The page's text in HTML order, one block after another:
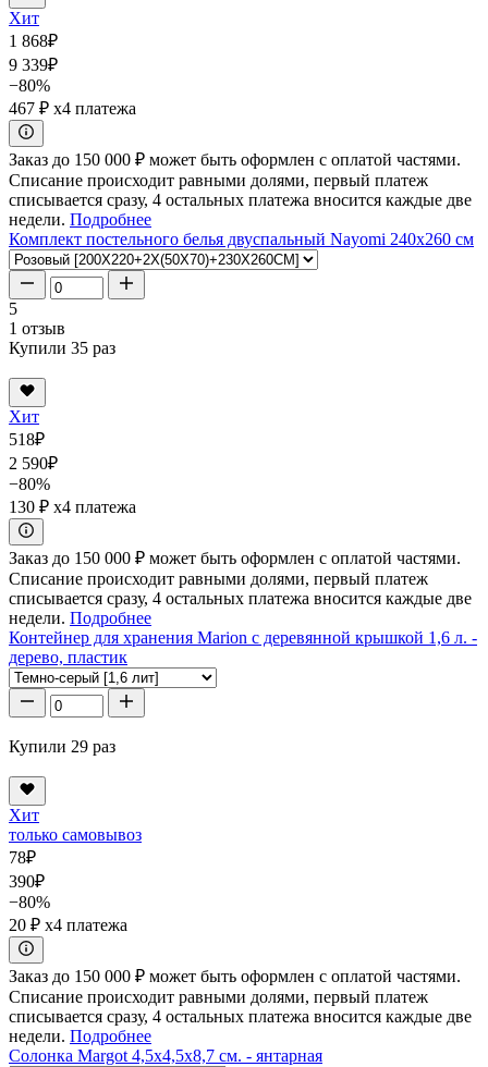
Хит
1 868₽
9 339₽
−80%
467 ₽ x4 платежа
Заказ до 150 000 ₽ может быть оформлен с оплатой частями.
Списание происходит равными долями, первый платеж
списывается сразу, 4 остальных платежа вносится каждые две
недели. Подробнее
Комплект постельного белья двуспальный Nayomi 240x260 см
5
1 отзыв
Купили 35 раз
Хит
518₽
2 590₽
−80%
130 ₽ x4 платежа
Заказ до 150 000 ₽ может быть оформлен с оплатой частями.
Списание происходит равными долями, первый платеж
списывается сразу, 4 остальных платежа вносится каждые две
недели. Подробнее
Контейнер для хранения Marion с деревянной крышкой 1,6 л. -
дерево, пластик
Купили 29 раз
Хит
только самовывоз
78₽
390₽
−80%
20 ₽ x4 платежа
Заказ до 150 000 ₽ может быть оформлен с оплатой частями.
Списание происходит равными долями, первый платеж
списывается сразу, 4 остальных платежа вносится каждые две
недели. Подробнее
Солонка Margot 4,5x4,5x8,7 см. - янтарная